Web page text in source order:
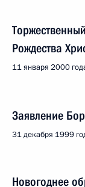
Рождества
11 января 2000
Заявление
31 декабря 1999
Новогоднее